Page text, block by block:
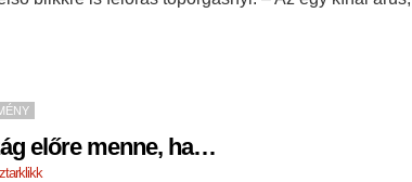
előre menne, ha…